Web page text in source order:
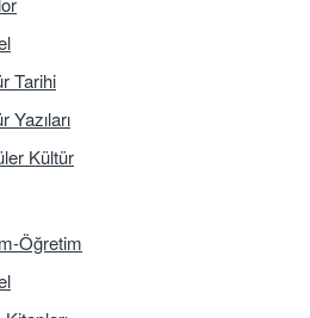
Tarihi
Yazıları
Kültür
Öğretim